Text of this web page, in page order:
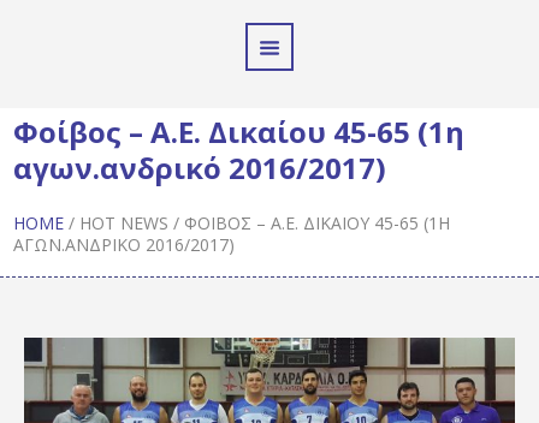
Φοίβος – Α.Ε. Δικαίου 45-65 (1η
αγων.ανδρικό 2016/2017)
HOME / HOT NEWS / ΦΟΊΒΟΣ – Α.Ε. ΔΙΚΑΊΟΥ 45-65 (1Η
ΑΓΩΝ.ΑΝΔΡΙΚΌ 2016/2017)